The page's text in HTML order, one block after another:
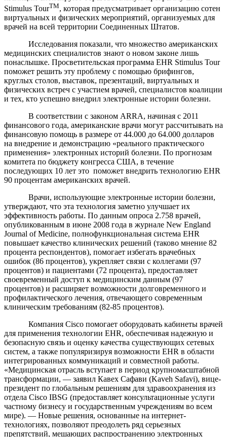
Stimulus TourTM, которая предусматривает организацию сотен
виртуальных и физических мероприятий, организуемых для
врачей на всей территории Соединенных Штатов.
Исследования показали, что множество американских
медицинских специалистов знают о новом законе лишь
понаслышке. Просветительская программа EHR Stimulus Tour
поможет решить эту проблему с помощью брифингов,
круглых столов, выставок, презентаций, виртуальных и
физических встреч с участием врачей, специалистов коалиции
и тех, кто успешно внедрил электронные истории болезни.
В соответствии с законом ARRA, начиная с 2011
финансового года, американские врачи могут рассчитывать на
финансовую помощь в размере от 44.000 до 64.000 долларов
на внедрение и демонстрацию «реального практического
применения» электронных историй болезни. По прогнозам
комитета по бюджету конгресса США, в течение
последующих 10 лет это поможет внедрить технологию EHR
90 процентам американских врачей.
Врачи, использующие электронные истории болезни,
утверждают, что эта технология заметно улучшает их
эффективность работы. По данным опроса 2.758 врачей,
опубликованным в июне 2008 года в журнале New England
Journal of Medicine, полнофункциональная система EHR
повышает качество клинических решений (таково мнение 82
процента респондентов), помогает избегать врачебных
ошибок (86 процентов), укрепляет связи с коллегами (97
процентов) и пациентами (72 процента), предоставляет
своевременный доступ к медицинским данным (97
процентов) и расширяет возможности долговременного и
профилактического лечения, отвечающего современным
клиническим требованиям (82-85 процентов).
Компания Cisco помогает оборудовать кабинеты врачей
для применения технологии EHR, обеспечивая надежную и
безопасную связь и оценку качества существующих сетевых
систем, а также популяризируя возможности EHR в области
интегрированных коммуникаций и совместной работы.
«Медицинская отрасль вступает в период крупномасштабной
трансформации, — заявил Кавех Сафави (Kaveh Safavi), вице-
президент по глобальным решениям для здравоохранения из
отдела Cisco IBSG (предоставляет консультационные услуги
частному бизнесу и государственным учреждениям во всем
мире). — Новые решения, основанные на интернет-
технологиях, позволяют преодолеть ряд серьезных
препятствий, мешающих распространению электронных